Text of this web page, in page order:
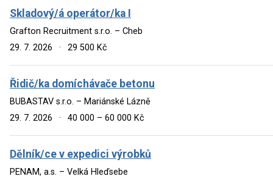
Skladový/á operátor/ka I
Grafton Recruitment s.r.o. – Cheb
29. 7. 2026
· 29 500 Kč
Řidič/ka domíchávače betonu
BUBASTAV s.r.o. – Mariánské Lázně
29. 7. 2026
· 40 000 – 60 000 Kč
Dělník/ce v expedici výrobků
PENAM, a.s. – Velká Hleďsebe